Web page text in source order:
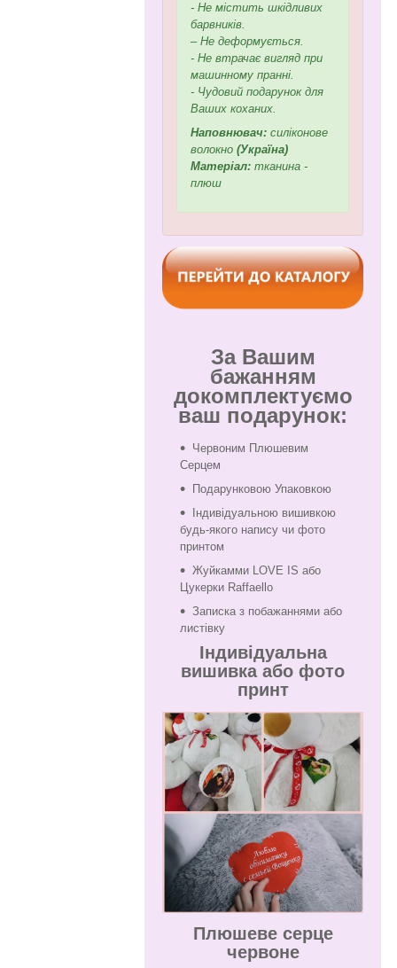
- Не містить шкідливих
барвників.
– Не деформується.
- Не втрачає вигляд при
машинному пранні.
- Чудовий подарунок для
Ваших коханих.
Наповнювач: силіконове
волокно (Україна)
Матеріал: тканина -
плюш
За Вашим
бажанням
докомплектуємо
ваш подарунок:
Червоним Плюшевим
Серцем
Подарунковою Упаковкою
Індивідуальною вишивкою
будь-якого напису чи фото
принтом
Жуйкамми LOVE IS або
Цукерки Raffaello
Записка з побажаннями або
листівку
Індивідуальна
вишивка або фото
принт
Плюшеве серце
червоне